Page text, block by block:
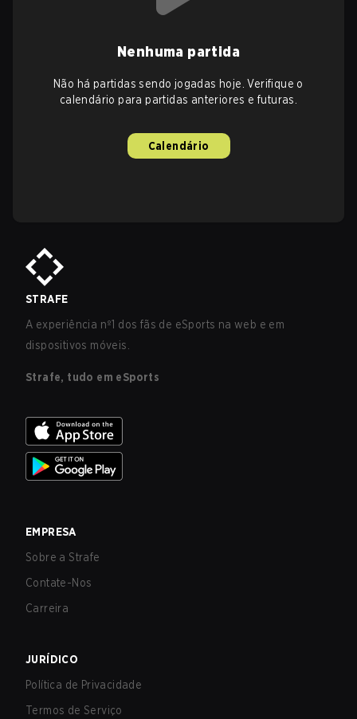
Nenhuma partida
Não há partidas sendo jogadas hoje. Verifique o
calendário para partidas anteriores e futuras.
Calendário
STRAFE
A experiência nº1 dos fãs de eSports na web e em
dispositivos móveis.
Strafe, tudo em eSports
EMPRESA
Sobre a Strafe
Contate-Nos
Carreira
JURÍDICO
Política de Privacidade
Termos de Serviço